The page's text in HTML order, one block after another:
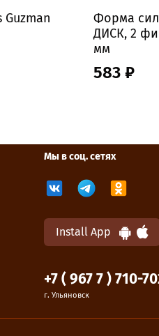
Guzman
Форма
ДИСК, 2
мм
583 ₽
Мы в соц. сетях
Install App
+7 ( 967 7 ) 710-
г. Ульяновск